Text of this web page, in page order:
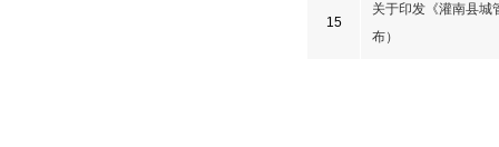
15
关于印发《灌南县城
布）